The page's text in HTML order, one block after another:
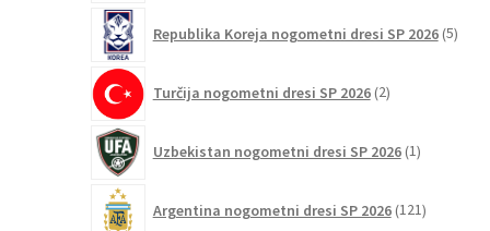
Republika Koreja nogometni dresi SP 2026 5
Turčija nogometni dresi SP 2026 2izdelka
Uzbekistan nogometni dresi SP 2026 1izdelek
Argentina nogometni dresi SP 2026 121izdelkov